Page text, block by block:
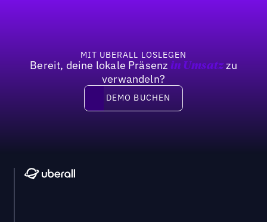
MIT UBERALL LOSLEGEN
Bereit, deine lokale Präsenz in Umsatzzu
verwandeln?
DEMO BUCHEN
DEMO BUCHEN